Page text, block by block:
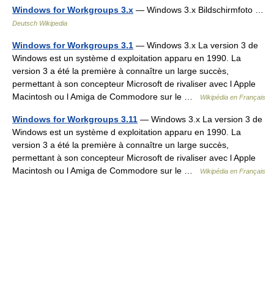
Windows for Workgroups 3.x — Windows 3.x Bildschirmfoto …
Deutsch Wikipedia
Windows for Workgroups 3.1 — Windows 3.x La version 3 de
Windows est un système d exploitation apparu en 1990. La
version 3 a été la première à connaître un large succès,
permettant à son concepteur Microsoft de rivaliser avec l Apple
Macintosh ou l Amiga de Commodore sur le …
Wikipédia en Français
Windows for Workgroups 3.11 — Windows 3.x La version 3 de
Windows est un système d exploitation apparu en 1990. La
version 3 a été la première à connaître un large succès,
permettant à son concepteur Microsoft de rivaliser avec l Apple
Macintosh ou l Amiga de Commodore sur le …
Wikipédia en Français